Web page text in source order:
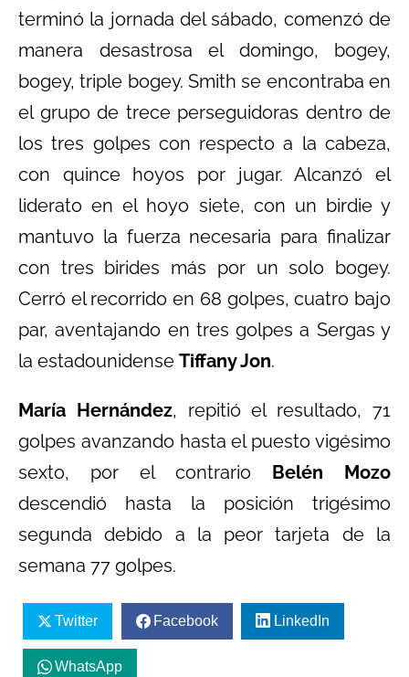
terminó la jornada del sábado, comenzó de
manera desastrosa el domingo, bogey,
bogey, triple bogey. Smith se encontraba en
el grupo de trece perseguidoras dentro de
los tres golpes con respecto a la cabeza,
con quince hoyos por jugar. Alcanzó el
liderato en el hoyo siete, con un birdie y
mantuvo la fuerza necesaria para finalizar
con tres birides más por un solo bogey.
Cerró el recorrido en 68 golpes, cuatro bajo
par, aventajando en tres golpes a Sergas y
la estadounidense Tiffany Jon.
María Hernández, repitió el resultado, 71
golpes avanzando hasta el puesto vigésimo
sexto, por el contrario Belén Mozo
descendió hasta la posición trigésimo
segunda debido a la peor tarjeta de la
semana 77 golpes.
Twitter Facebook LinkedIn
WhatsApp